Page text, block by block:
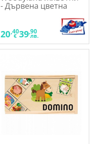
- Дървена цветна
дженга със зарче
20,40
€ 39,90
лв.